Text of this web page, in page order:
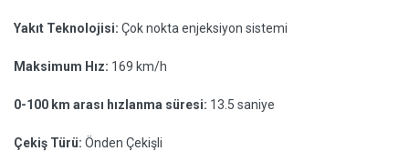
Yakıt Teknolojisi: Çok nokta enjeksiyon sistemi
Maksimum Hız: 169 km/h
0-100 km arası hızlanma süresi: 13.5 saniye
Çekiş Türü: Önden Çekişli